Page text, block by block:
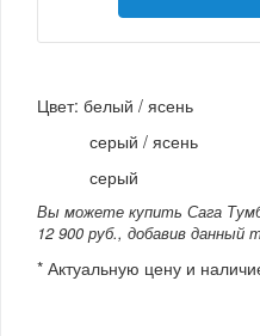
Цвет: белый / ясень
серый / ясень
серый
Вы можете купить Сага
12 900 руб., добавив данный
* Актуальную цену и